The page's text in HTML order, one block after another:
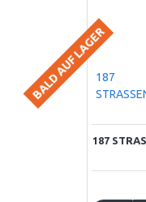
BALD AUF LAGER187
187